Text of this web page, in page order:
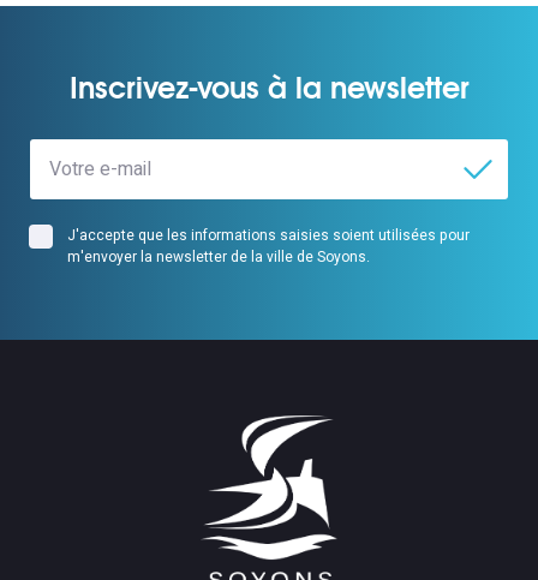
Inscrivez-vous à la newsletter
J'accepte que les informations saisies soient utilisées pour
m'envoyer la newsletter de la ville de Soyons.